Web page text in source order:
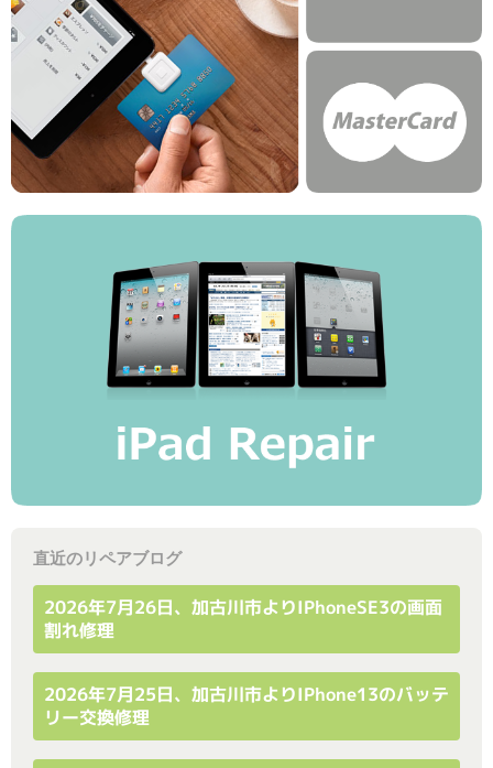
直近のリペアブログ
2026年7月26日、加古川市よりiPhoneSE3の画面
割れ修理
2026年7月25日、加古川市よりiPhone13のバッテ
リー交換修理